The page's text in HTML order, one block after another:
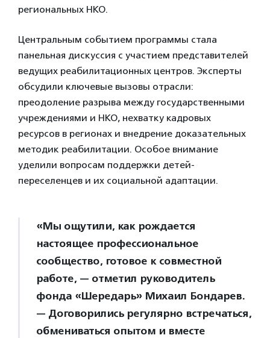
региональных НКО.
Центральным событием программы стала
панельная дискуссия с участием представителей
ведущих реабилитационных центров. Эксперты
обсудили ключевые вызовы отрасли:
преодоление разрыва между государственными
учреждениями и НКО, нехватку кадровых
ресурсов в регионах и внедрение доказательных
методик реабилитации. Особое внимание
уделили вопросам поддержки детей-
переселенцев и их социальной адаптации.
«Мы ощутили, как рождается
настоящее профессиональное
сообщество, готовое к совместной
работе, — отметил руководитель
фонда «Шередарь» Михаил Бондарев.
— Договорились регулярно встречаться,
обмениваться опытом и вместе